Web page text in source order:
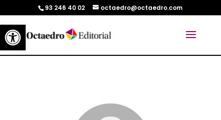
Abrir barra de herramientas
93 246 40 02 octaedro@octaedro.com